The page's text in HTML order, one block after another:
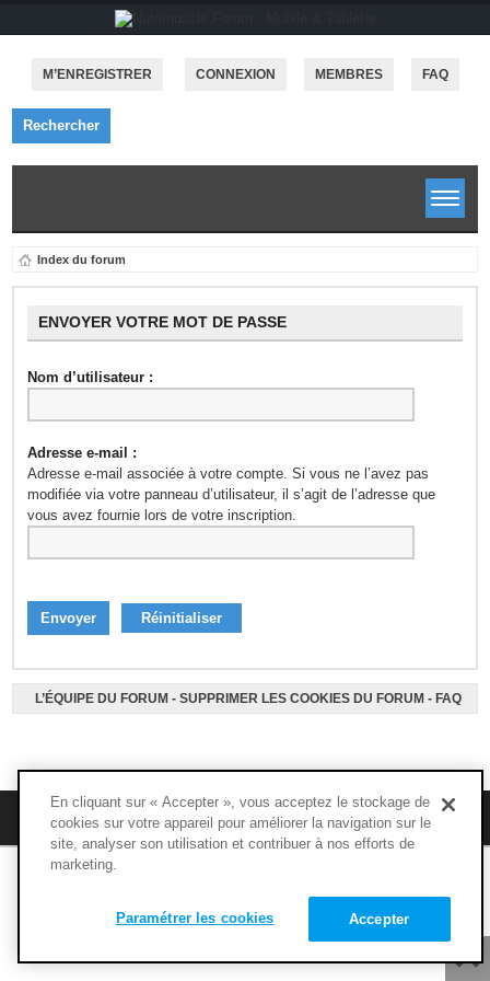
M’ENREGISTRER CONNEXION MEMBRES FAQ
Rechercher
Index du forum
ENVOYER VOTRE MOT DE PASSE
Nom d’utilisateur :
Adresse e-mail :
Adresse e-mail associée à votre compte. Si vous ne l’avez pas
modifiée via votre panneau d’utilisateur, il s’agit de l’adresse que
vous avez fournie lors de votre inscription.
L’ÉQUIPE DU FORUM - SUPPRIMER LES COOKIES DU FORUM - FAQ
M’enregistrer FAQ
Copyright © 1994 - 2020 - NUTRIMUSCLE - Tous droits réservés
En cliquant sur « Accepter », vous acceptez le stockage de
cookies sur votre appareil pour améliorer la navigation sur le
site, analyser son utilisation et contribuer à nos efforts de
marketing.
Accepter
Paramétrer les cookies